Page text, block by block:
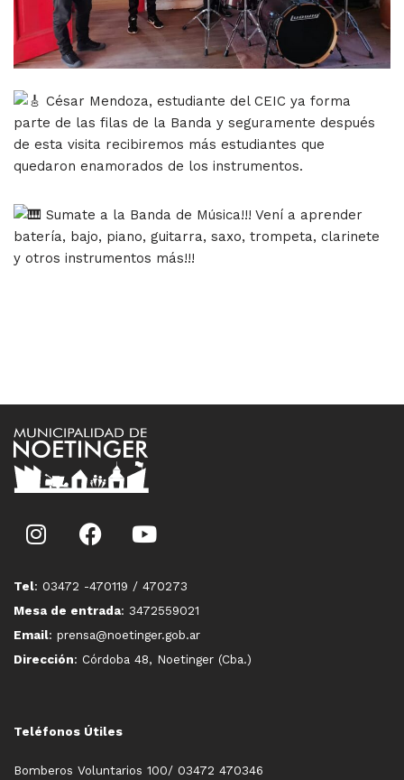
César Mendoza, estudiante del CEIC ya forma
parte de las filas de la Banda y seguramente después
de esta visita recibiremos más estudiantes que
quedaron enamorados de los instrumentos.
Sumate a la Banda de Música!!! Vení a aprender
batería, bajo, piano, guitarra, saxo, trompeta, clarinete
y otros instrumentos más!!!
Tel: 03472 -470119 / 470273
Mesa de entrada: 3472559021
Email: prensa@noetinger.gob.ar
Dirección: Córdoba 48, Noetinger (Cba.)
Teléfonos Útiles
Bomberos Voluntarios 100/ 03472 470346